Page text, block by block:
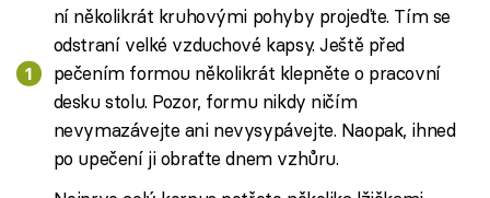
ní několikrát kruhovými pohyby projeďte. Tím se
odstraní velké vzduchové kapsy. Ještě před
pečením formou několikrát klepněte o pracovní
desku stolu. Pozor, formu nikdy ničím
nevymazávejte ani nevysypávejte. Naopak, ihned
po upečení ji obraťte dnem vzhůru.